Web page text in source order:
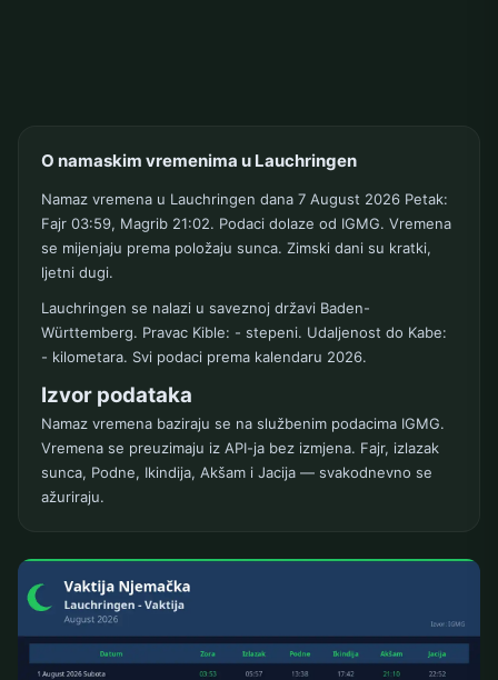
O namaskim vremenima u Lauchringen
Namaz vremena u Lauchringen dana 7 August 2026 Petak:
Fajr 03:59, Magrib 21:02. Podaci dolaze od IGMG. Vremena
se mijenjaju prema položaju sunca. Zimski dani su kratki,
ljetni dugi.
Lauchringen se nalazi u saveznoj državi Baden-
Württemberg. Pravac Kible: - stepeni. Udaljenost do Kabe:
- kilometara. Svi podaci prema kalendaru 2026.
Izvor podataka
Namaz vremena baziraju se na službenim podacima IGMG.
Vremena se preuzimaju iz API-ja bez izmjena. Fajr, izlazak
sunca, Podne, Ikindija, Akšam i Jacija — svakodnevno se
ažuriraju.